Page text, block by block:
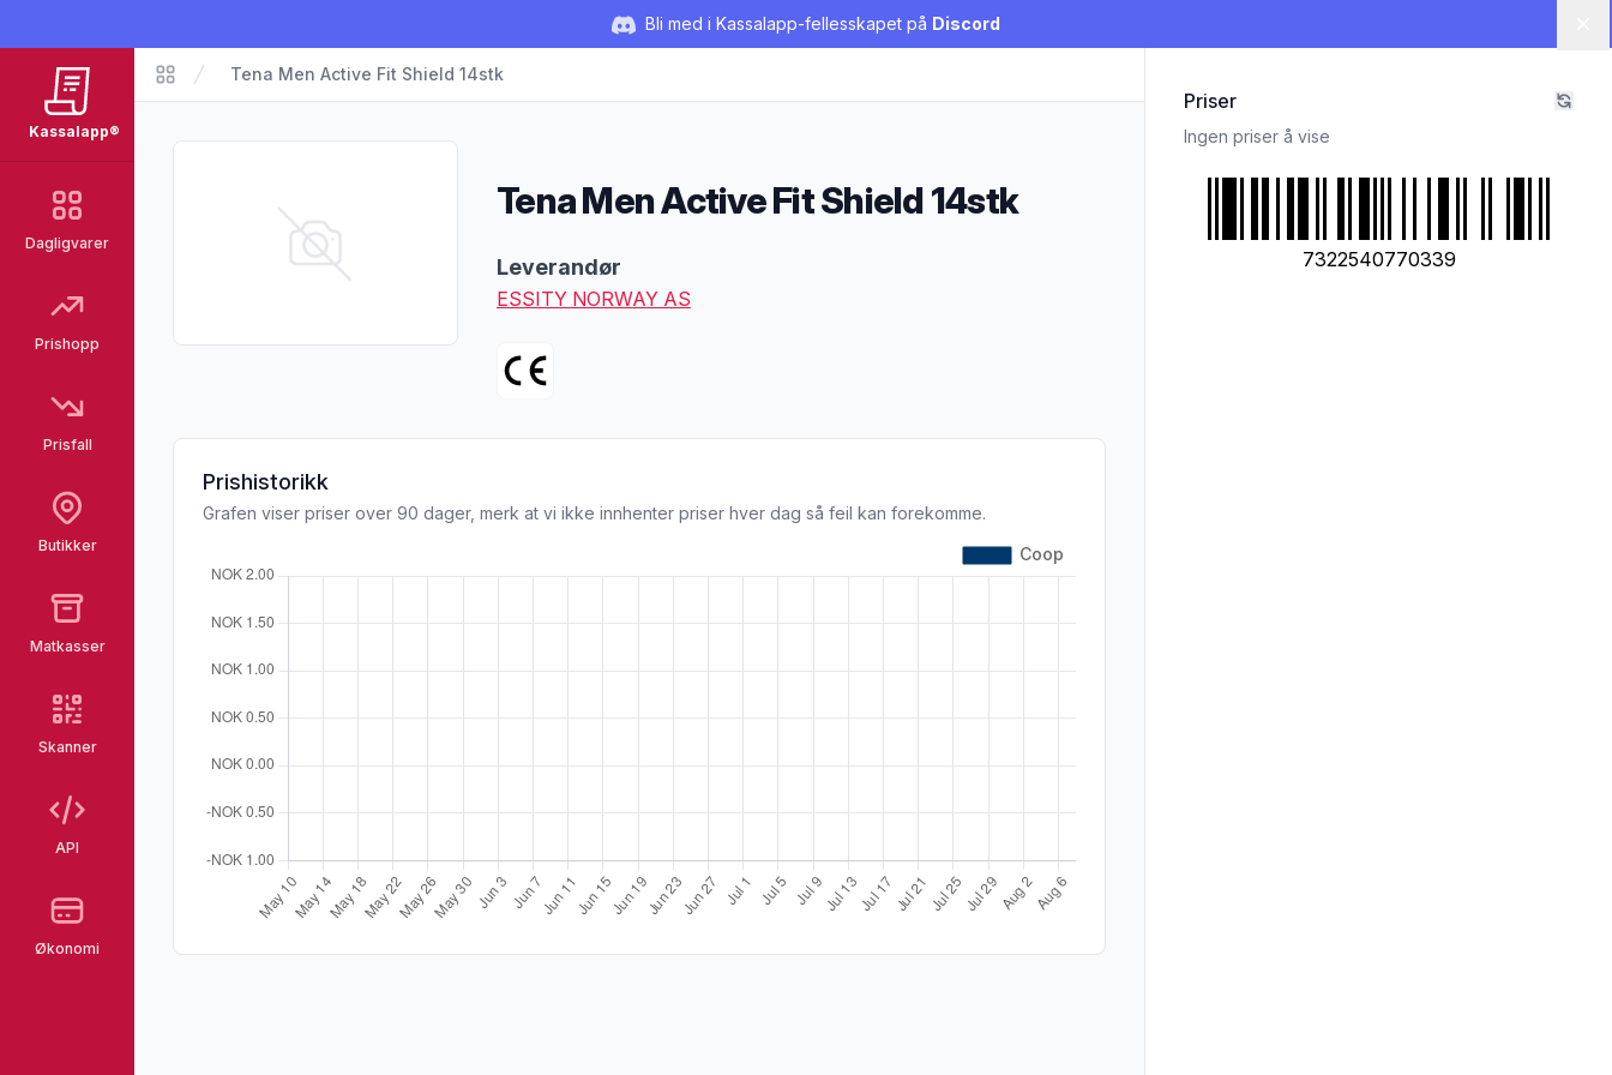
Bli med i Kassalapp-fellesskapet på Discord
Kassalapp®
Dagligvarer
Prishopp
Prisfall
Butikker
Matkasser
Skanner
API
Økonomi
Matvarer
Tena Men Active Fit Shield 14stk
Tena Men Active Fit Shield 14stk
Leverandør
ESSITY NORWAY AS
Prishistorikk
Grafen viser priser over 90 dager, merk at vi ikke innhenter priser hver dag så feil kan forekomme.
Priser
Ingen priser å vise
7322540770339